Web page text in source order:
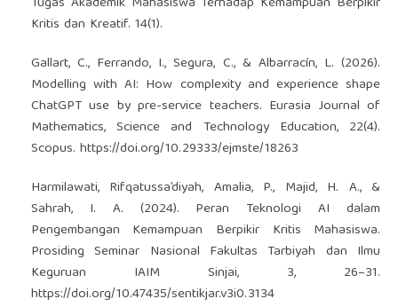
Kritis dan Kreatif. 14(1).
Gallart, C., Ferrando, I., Segura, C., & Albarracín, L. (2026).
Modelling with AI: How complexity and experience shape
ChatGPT use by pre-service teachers. Eurasia Journal of
Mathematics, Science and Technology Education, 22(4).
Scopus. https://doi.org/10.29333/ejmste/18263
Harmilawati, Rifqatussa’diyah, Amalia, P., Majid, H. A., &
Sahrah, I. A. (2024). Peran Teknologi AI dalam
Pengembangan Kemampuan Berpikir Kritis Mahasiswa.
Prosiding Seminar Nasional Fakultas Tarbiyah dan Ilmu
Keguruan IAIM Sinjai, 3, 26–31.
https://doi.org/10.47435/sentikjar.v3i0.3134